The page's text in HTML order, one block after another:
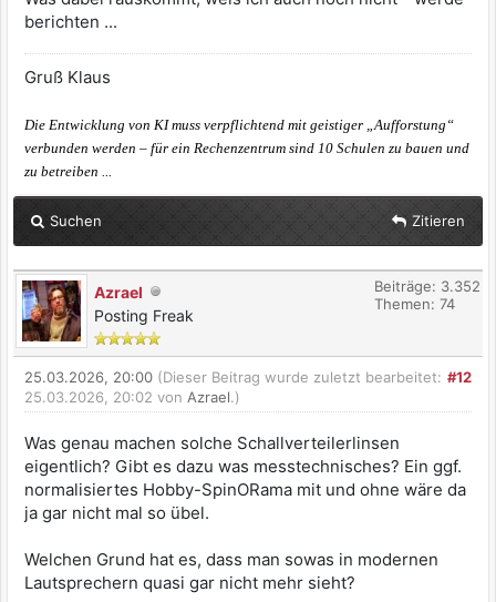
berichten ...
Gruß Klaus
Die Entwicklung von KI muss verpflichtend mit geistiger „Aufforstung“
verbunden werden – für ein Rechenzentrum sind 10 Schulen zu bauen und
zu betreiben ...
Suchen Zitieren
Azrael
Posting Freak
Beiträge: 3.352
Themen: 74
#12
25.03.2026, 20:00 (Dieser Beitrag wurde zuletzt bearbeitet:
25.03.2026, 20:02 von Azrael.)
Was genau machen solche Schallverteilerlinsen
eigentlich? Gibt es dazu was messtechnisches? Ein ggf.
normalisiertes Hobby-SpinORama mit und ohne wäre da
ja gar nicht mal so übel.
Welchen Grund hat es, dass man sowas in modernen
Lautsprechern quasi gar nicht mehr sieht?